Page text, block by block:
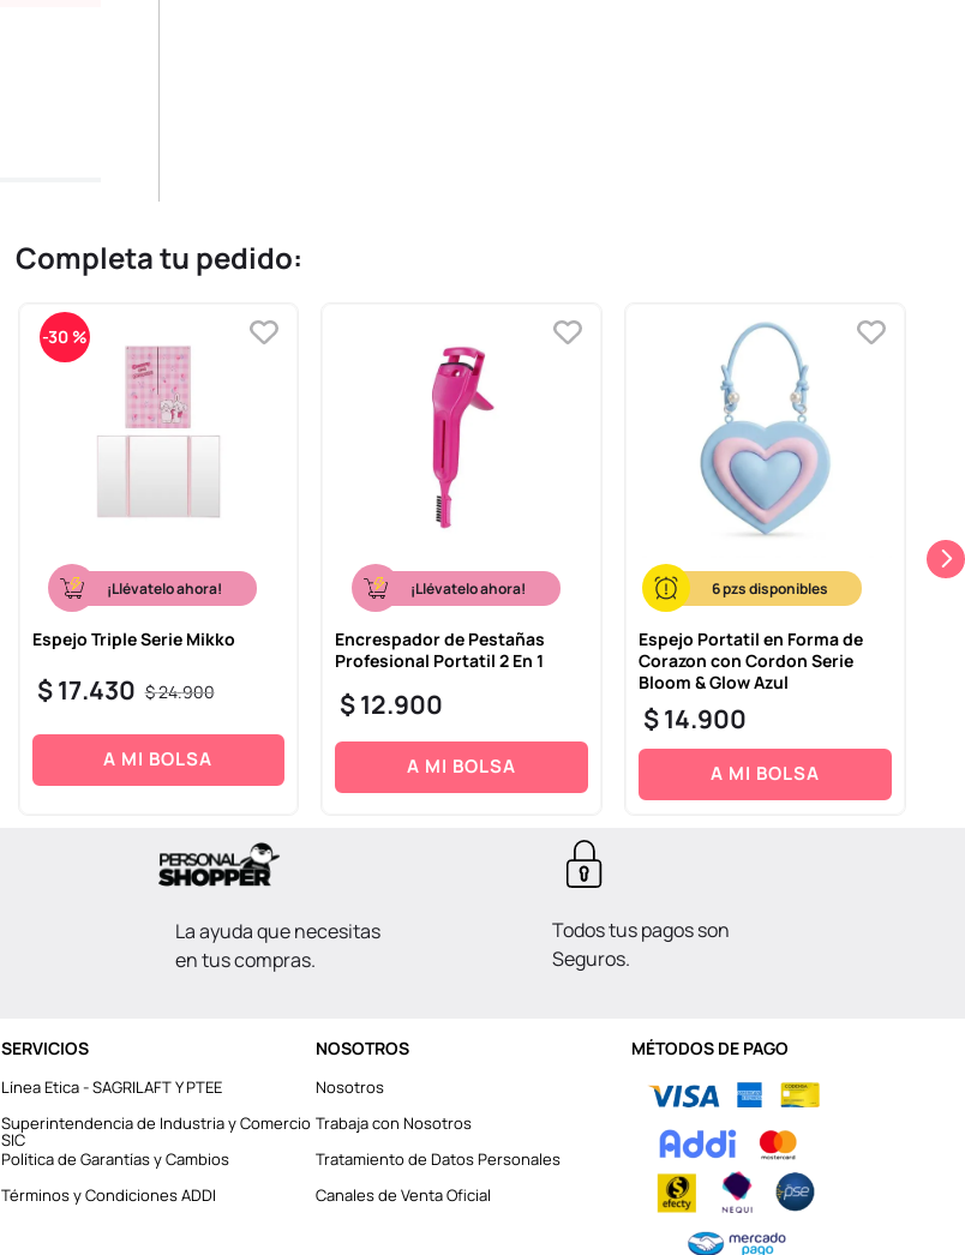
Completa tu pedido:
-30 %
¡Llévatelo ahora!
Espejo Triple Serie Mikko
$24.900
$17.430
A MI BOLSA
¡Llévatelo ahora!
Encrespador de Pestañas
Profesional Portatil 2 En 1
$12.900
A MI BOLSA
6
Espejo Portatil en Forma de
Corazon con Cordon Serie
Bloom & Glow Azul
$14.900
A MI BOLSA
La ayuda que necesitas
en tus compras.
Todos tus pagos son
Seguros.
SERVICIOS
Línea Etica - SAGRILAFT Y PTEE
Superintendencia de Industria y Comercio
SIC
Política de Garantías y Cambios
Términos y Condiciones ADDI
NOSOTROS
Nosotros
Trabaja con Nosotros
Tratamiento de Datos Personales
Canales de Venta Oficial
MÉTODOS DE PAGO